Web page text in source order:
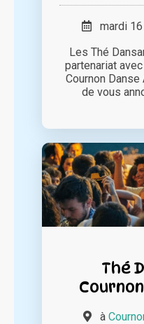
mardi 16
Les Thé
partenariat
Cournon
de vous
Thé
à